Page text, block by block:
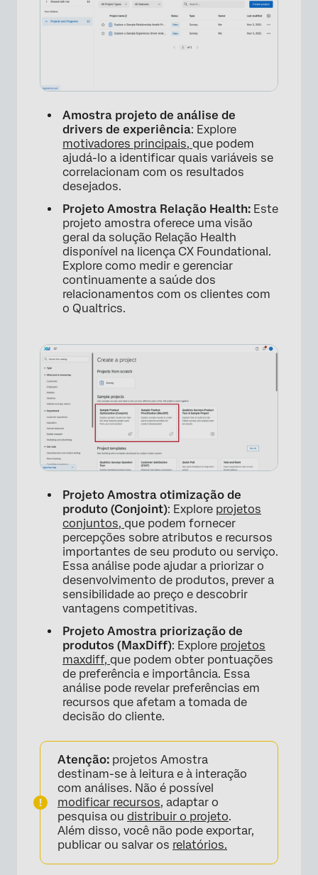
Amostra projeto de análise de
drivers de experiência: Explore
motivadores principais, que podem
ajudá-lo a identificar quais variáveis se
correlacionam com os resultados
desejados.
Projeto Amostra Relação Health: Este
projeto amostra oferece uma visão
geral da solução Relação Health
disponível na licença CX Foundational.
Explore como medir e gerenciar
continuamente a saúde dos
relacionamentos com os clientes com
o Qualtrics.
Projeto Amostra otimização de
produto (Conjoint): Explore projetos
conjuntos, que podem fornecer
percepções sobre atributos e recursos
importantes de seu produto ou serviço.
Essa análise pode ajudar a priorizar o
desenvolvimento de produtos, prever a
sensibilidade ao preço e descobrir
vantagens competitivas.
Projeto Amostra priorização de
produtos (MaxDiff): Explore projetos
maxdiff, que podem obter pontuações
de preferência e importância. Essa
análise pode revelar preferências em
recursos que afetam a tomada de
decisão do cliente.
Atenção: projetos Amostra
destinam-se à leitura e à interação
com análises. Não é possível
modificar recursos, adaptar o
pesquisa ou distribuir o projeto.
Além disso, você não pode exportar,
publicar ou salvar os relatórios.